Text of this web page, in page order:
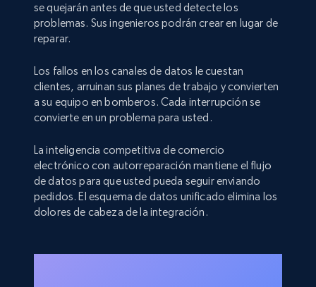
se quejarán antes de que usted detecte los
problemas. Sus ingenieros podrán crear en lugar de
reparar.
Los fallos en los canales de datos le cuestan
clientes, arruinan sus planes de trabajo y convierten
a su equipo en bomberos. Cada interrupción se
convierte en un problema para usted.
La inteligencia competitiva de comercio
electrónico con autorreparación mantiene el flujo
de datos para que usted pueda seguir enviando
pedidos. El esquema de datos unificado elimina los
dolores de cabeza de la integración.